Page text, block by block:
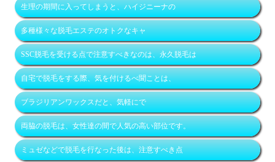
生理の期間に入ってしまうと、ハイジニーナの
多種様々な脱毛エステのオトクなキャ
SSC脱毛を受ける点で注意すべきなのは、永久脱毛は
自宅で脱毛をする際、気を付けるべ聞ことは、
ブラジリアンワックスだと、気軽にで
両脇の脱毛は、女性達の間で人気の高い部位です。
ミュゼなどで脱毛を行なった後は、注意すべき点